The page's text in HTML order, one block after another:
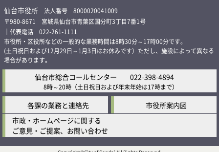
仙台市役所 法人番号 8000020041009
〒980-8671 宮城県仙台市青葉区国分町3丁目7番1号
｜代表電話 022-261-1111
市役所・区役所などの一般的な業務時間は8時30分～17時00分です。
(土日祝日および12月29日～1月3日はお休みです）ただし、施設によって異なる
場合があります。
仙台市総合コールセンター 022-398-4894
8時～20時 （土日祝日および年末年始は17時まで）
各課の業務と連絡先
市役所案内図
市政・ホームページに関する
ご意見・ご提案、お問い合わせ